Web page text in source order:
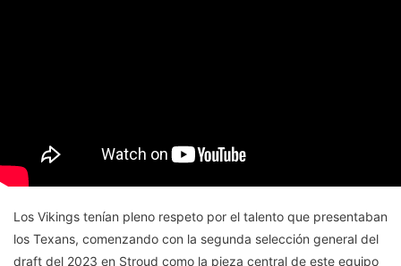
Los Vikings tenían pleno respeto por el talento que presentaban
los Texans, comenzando con la segunda selección general del
draft del 2023 en Stroud como la pieza central de este equipo